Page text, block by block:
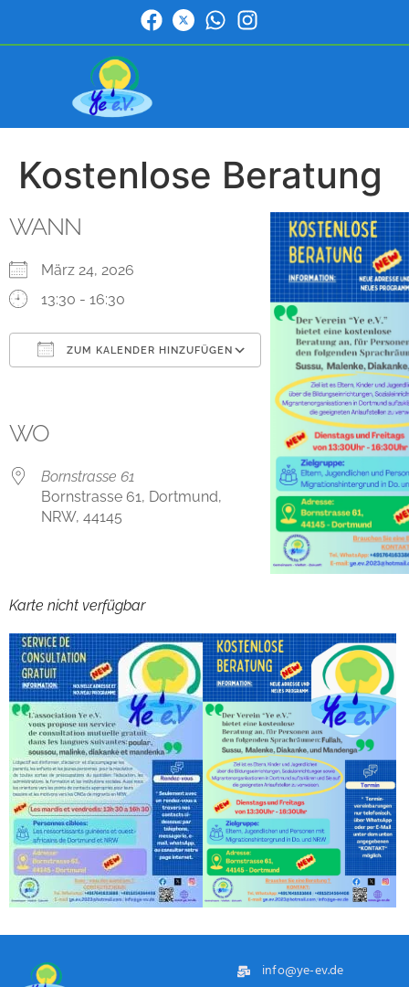
Kostenlose Beratung
WANN
März 24, 2026
13:30 - 16:30
ZUM KALENDER HINZUFÜGEN
Outlook Live
WO
Bornstrasse 61
Bornstrasse 61, Dortmund,
NRW, 44145
Karte nicht verfügbar
info@ye-ev.de